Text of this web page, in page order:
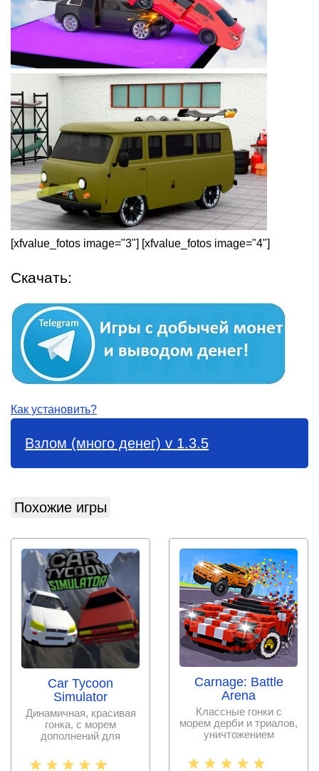
[xfvalue_fotos image="3"] [xfvalue_fotos image="4"]
Скачать:
Как установить?
Взлом (много денег) v 1.3.5
Похожие игры
Car Tycoon
Simulator
Динамичная, красивая
гонка, с морем
дополнений для
Carnage: Battle
Arena
Классные гонки с
морем дерби и триалов,
уничтожением